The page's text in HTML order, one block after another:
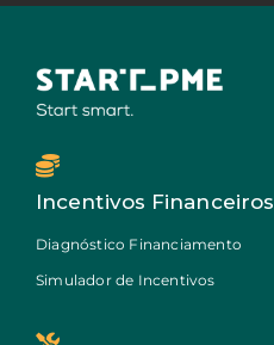
Incentivos Financeiros
Diagnóstico Financiamento
Simulador de Incentivos